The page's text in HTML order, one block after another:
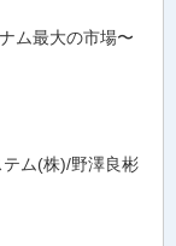
ム最大の市場〜
ム(株)/野澤良彬